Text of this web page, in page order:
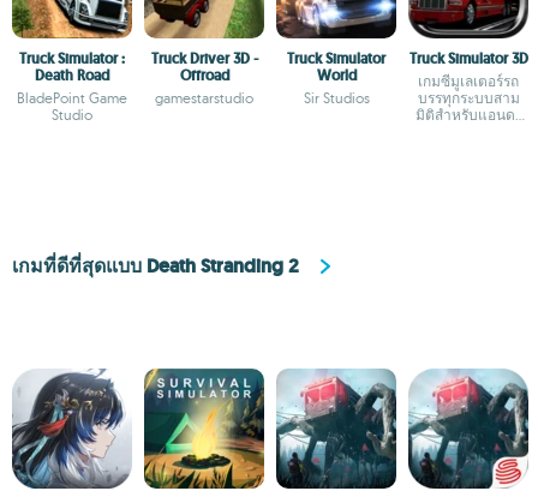
Truck Simulator :
Death Road
BladePoint Game
Studio
Truck Driver 3D -
Offroad
gamestarstudio
Truck Simulator
World
Sir Studios
Truck Simulator 3D
เกมซีมูเลเตอร์รถ
บรรทุกระบบสาม
มิติสำหรับแอนดร
เกมที่ดีที่สุดแบบ Death Stranding 2